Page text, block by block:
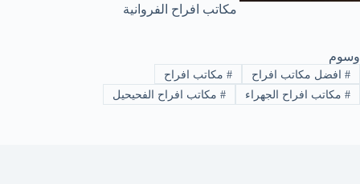
مكاتب افراح الفروانية
وسوم
#افضل مكاتب افراح #مكاتب افراح
#مكاتب افراح الجهراء #مكاتب افراح الفحيحيل